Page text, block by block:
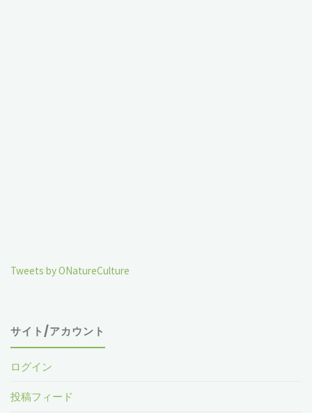
Tweets by ONatureCulture
サイト/アカウント
ログイン
投稿フィード